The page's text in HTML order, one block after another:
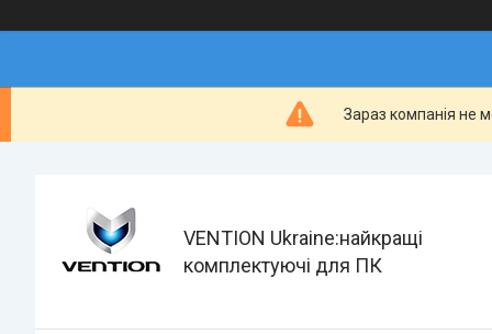
Зараз компанія не
VENTION Ukraine:найкращі
комплектуючі для ПК